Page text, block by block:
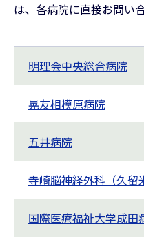
は、各病院に直接お問い
明理会中央総合病院
晃友相模原病院
五井病院
寺崎脳神経外科（久留
国際医療福祉大学成田